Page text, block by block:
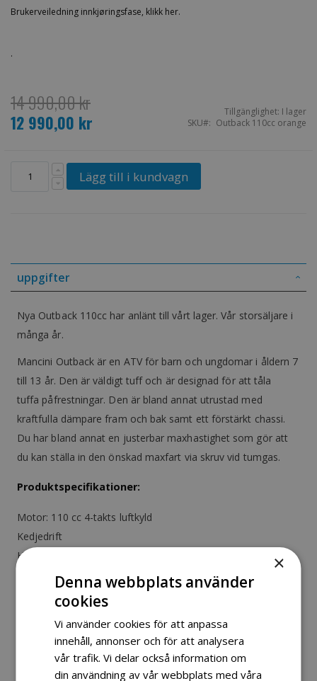
Brukerveiledning innkjøringsfase, klikk her.
.
14 990,00 kr
Special
Price
12 990,00 kr Tillgänglighet: I lager
SKU
Outback 110cc orange
Lägg till i kundvagn
uppgifter
Nya Outback 110cc har anlänt till vårt lager. Vår storsäljare i
många år.
Mancini Outback är en ATV för barn och ungdomar i åldern 7
till 13 år. Den är väldigt tuff och är designad för att tåla
tuffa påfrestningar. Den är bland annat utrustad med
kraftfulla dämpare fram och bak samt ett förstärkt chassi.
Du har bland annat en justerbar maxhastighet som gör att
du kan ställa in den önskad maxfart via skruv vid tumgas.
Produktspecifikationer:
Motor: 110 cc 4-takts luftkyld
Kedjedrift
Helautomatisk växellåda utan koppling
Max KW: 4,2 / 7 000 kW / r / min
Max vridmoment: 4,8 / 6 500 N.m / r / min
Dödmans grepps funktion
Maxhastighet ca 65 km/h
×
Denna webbplats använder
cookies
Vi använder cookies för att anpassa
innehåll, annonser och för att analysera
vår trafik. Vi delar också information om
din användning av vår webbplats med våra